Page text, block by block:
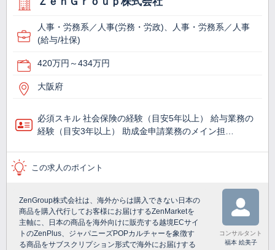
人事・労務系／人事(労務・労政)、人事・労務系／人事
(給与/社保)
420万円～434万円
大阪府
必須スキル 社会保険の経験（目安5年以上） 給与業務の
経験（目安3年以上） 助成金申請業務のメイン担…
この求人のポイント
ZenGroup株式会社は、海外からは購入できない日本の
商品を購入代行してお客様にお届けするZenMarketを
主軸に、日本の商品を海外向けに販売する越境ECサイ
トのZenPlus、ジャパニーズPOPカルチャーを象徴す
る商品をサブスクリプション形式で海外にお届けする
コンサルタント
福本 絵美子